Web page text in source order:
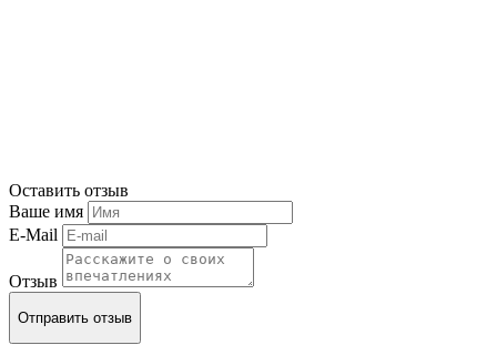
Оставить отзыв
Ваше имя
E-Mail
Отзыв
Отправить отзыв